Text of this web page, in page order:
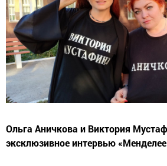
Ольга Аничкова и Виктория
эксклюзивное интервью